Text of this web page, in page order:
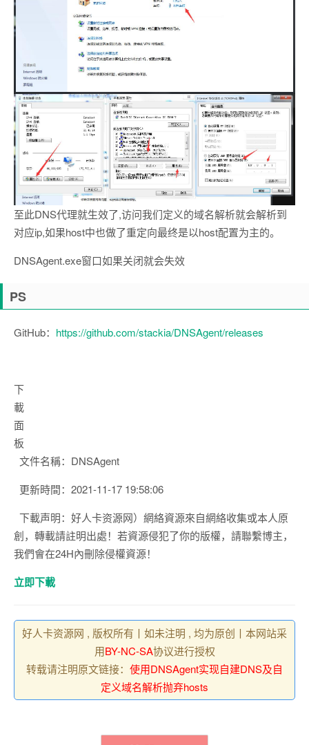
至此DNS代理就生效了,访问我们定义的域名解析就会解析到
对应ip,如果host中也做了重定向最终是以host配置为主的。
DNSAgent.exe窗口如果关闭就会失效
PS
GitHub： https://github.com/stackia/DNSAgent/releases
下
載
面
板
文件名稱：DNSAgent
更新時間：2021-11-17 19:58:06
下載声明：好人卡资源网）網絡資源來自網絡收集或本人原
創，轉載請註明出處！若資源侵犯了你的版權，請聯繫博主，
我們會在24H內刪除侵權資源！
立即下載
好人卡资源网 , 版权所有丨如未注明 , 均为原创丨本网站采
用BY-NC-SA协议进行授权
转载请注明原文链接： 使用DNSAgent实现自建DNS及自
定义域名解析抛弃hosts